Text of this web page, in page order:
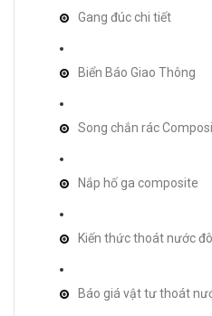
Gang đúc chi tiết
Biển Báo Giao Thông
Song chắn rác
Nắp hố ga composite
Kiến thức thoát nước
Báo giá vật tư thoát